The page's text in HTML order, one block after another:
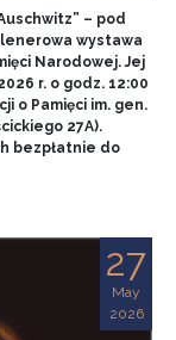
– pod
wystawa
Narodowej. Jej
r. o godz. 12:00
o Pamięci im. gen.
27A).
bezpłatnie do
27
May
2026